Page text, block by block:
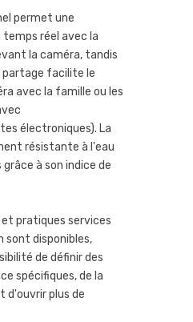
permet une
réel avec la
la caméra, tandis
partage facilite le
avec la famille ou les
électroniques). La
résistante à l'eau
à son indice de
et pratiques services
sont disponibles,
de définir des
spécifiques, de la
d'ouvrir plus de